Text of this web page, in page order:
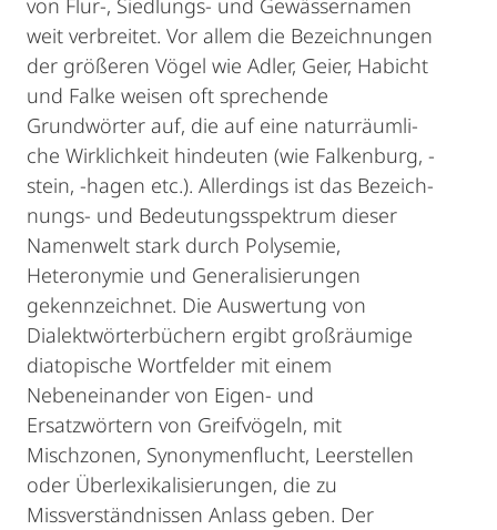
von Flur-, Siedlungs- und Gewässernamen
weit verbreitet. Vor allem die Bezeichnungen
der größeren Vögel wie Adler, Geier, Habicht
und Falke weisen oft sprechende
Grundwörter auf, die auf eine naturräumli­
che Wirklichkeit hindeuten (wie Falkenburg, -
stein, -hagen etc.). Allerdings ist das Bezeich­
nungs- und Bedeutungsspektrum dieser
Namenwelt stark durch Polysemie,
Heteronymie und Generalisierungen
gekennzeichnet. Die Auswertung von
Dialektwörterbüchern ergibt groß­räumige
diatopische Wortfelder mit einem
Nebeneinander von Eigen- und
Ersatzwörtern von Greifvögeln, mit
Mischzonen, Synonymenflucht, Leerstellen
oder Überlexikalisierungen, die zu
Missverständnissen Anlass geben. Der